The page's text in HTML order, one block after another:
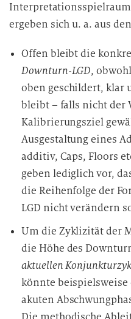
ergeben sich u. a. aus
Offen bleibt die
Downturn-LGD,
oben geschildert, klar
bleibt – falls nicht der
Kalibrierungsziel
Ausgestaltung eines
additiv, Caps, Floors
geben lediglich vor,
die Reihenfolge der
LGD nicht verändern
Um die Zyklizität der
die Höhe des
aktuellen
könnte
akuten